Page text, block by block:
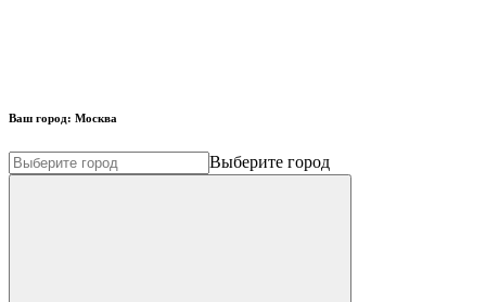
Ваш город: Москва
Выберите город